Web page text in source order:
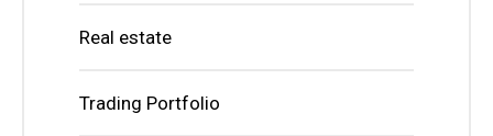
Real estate
Trading Portfolio